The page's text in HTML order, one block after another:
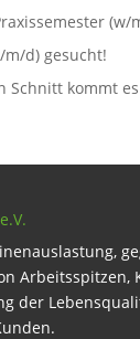
(w/
d) gesucht!
Schnitt kommt
Arbeitsspitzen,
der